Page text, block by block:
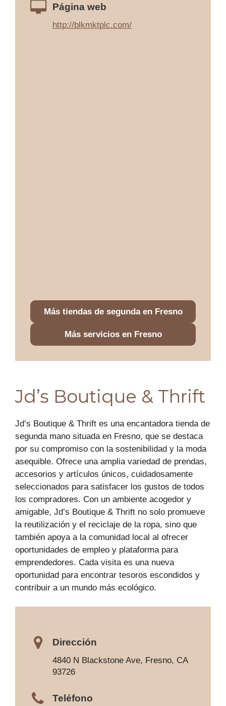
Página web
http://blkmktplc.com/
Más tiendas de segunda en Fresno
Más servicios en Fresno
Jd’s Boutique & Thrift
Jd’s Boutique & Thrift es una encantadora tienda de
segunda mano situada en Fresno, que se destaca
por su compromiso con la sostenibilidad y la moda
asequible. Ofrece una amplia variedad de prendas,
accesorios y artículos únicos, cuidadosamente
seleccionados para satisfacer los gustos de todos
los compradores. Con un ambiente acogedor y
amigable, Jd’s Boutique & Thrift no solo promueve
la reutilización y el reciclaje de la ropa, sino que
también apoya a la comunidad local al ofrecer
oportunidades de empleo y plataforma para
emprendedores. Cada visita es una nueva
oportunidad para encontrar tesoros escondidos y
contribuir a un mundo más ecológico.
Dirección
4840 N Blackstone Ave, Fresno, CA
93726
Teléfono